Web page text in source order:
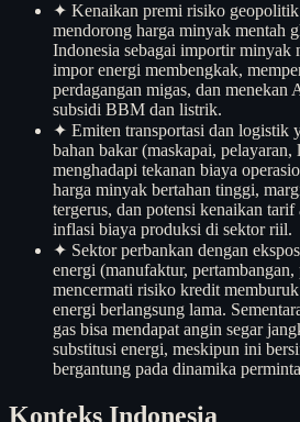
✦ Kenaikan premi risiko
mendorong harga minyak mentah
Indonesia sebagai importir minyak
impor energi membengkak,
perdagangan migas, dan
subsidi BBM dan listrik.
✦ Emiten transportasi dan logistik
bahan bakar (maskapai, pelayaran,
menghadapi tekanan biaya
harga minyak bertahan tinggi,
tergerus, dan potensi kenaikan
inflasi biaya produksi di sektor riil.
✦ Sektor perbankan dengan
energi (manufaktur,
mencermati risiko kredit
energi berlangsung lama.
gas bisa mendapat angin segar
substitusi energi, meskipun ini
bergantung pada dinamika
Konteks Indonesia